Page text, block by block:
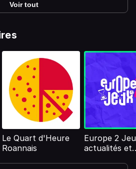
Voir tout
Le Quart d'Heure
Roannais
Europe 2
actualités et